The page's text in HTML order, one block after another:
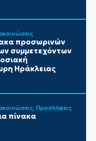
προσωρινών
συμμετεχόντων
Ηράκλειας
Προσλήψεις
πίνακα